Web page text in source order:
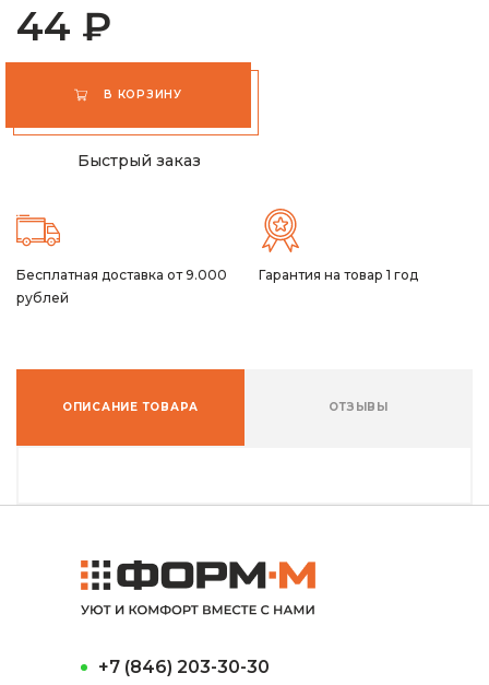
44 ₽
В КОРЗИНУ
Быстрый заказ
Бесплатная доставка от 9.000
рублей
Гарантия на товар 1 год
ОПИСАНИЕ ТОВАРА ОТЗЫВЫ
+7 (846) 203-30-30